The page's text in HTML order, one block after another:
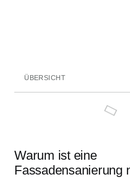
ÜBERSICHT
Warum ist eine
Fassadensanierung